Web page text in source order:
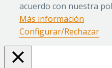
acuerdo con nuestra
Más información
Configurar/Rechazar